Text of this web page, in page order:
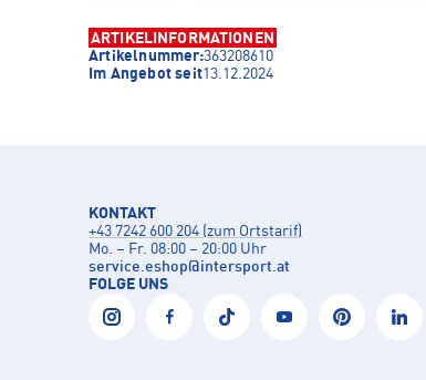
ARTIKELINFORMATIONEN
Artikelnummer:363208610
Im Angebot seit13.12.2024
KONTAKT
+43 7242 600 204 (zum Ortstarif)
Mo. – Fr. 08:00 – 20:00 Uhr
service.eshop@intersport.at
FOLGE UNS